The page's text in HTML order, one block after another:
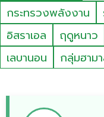
กระทรวงพลังงาน
อิสราเอล
ฤดูหนาว
เลบานอน
กลุ่มฮาม